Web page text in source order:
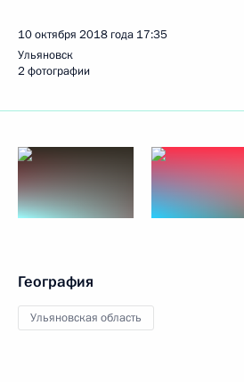
10 октября 2018 года 17:35
Ульяновск
2 фотографии
География
Ульяновская область